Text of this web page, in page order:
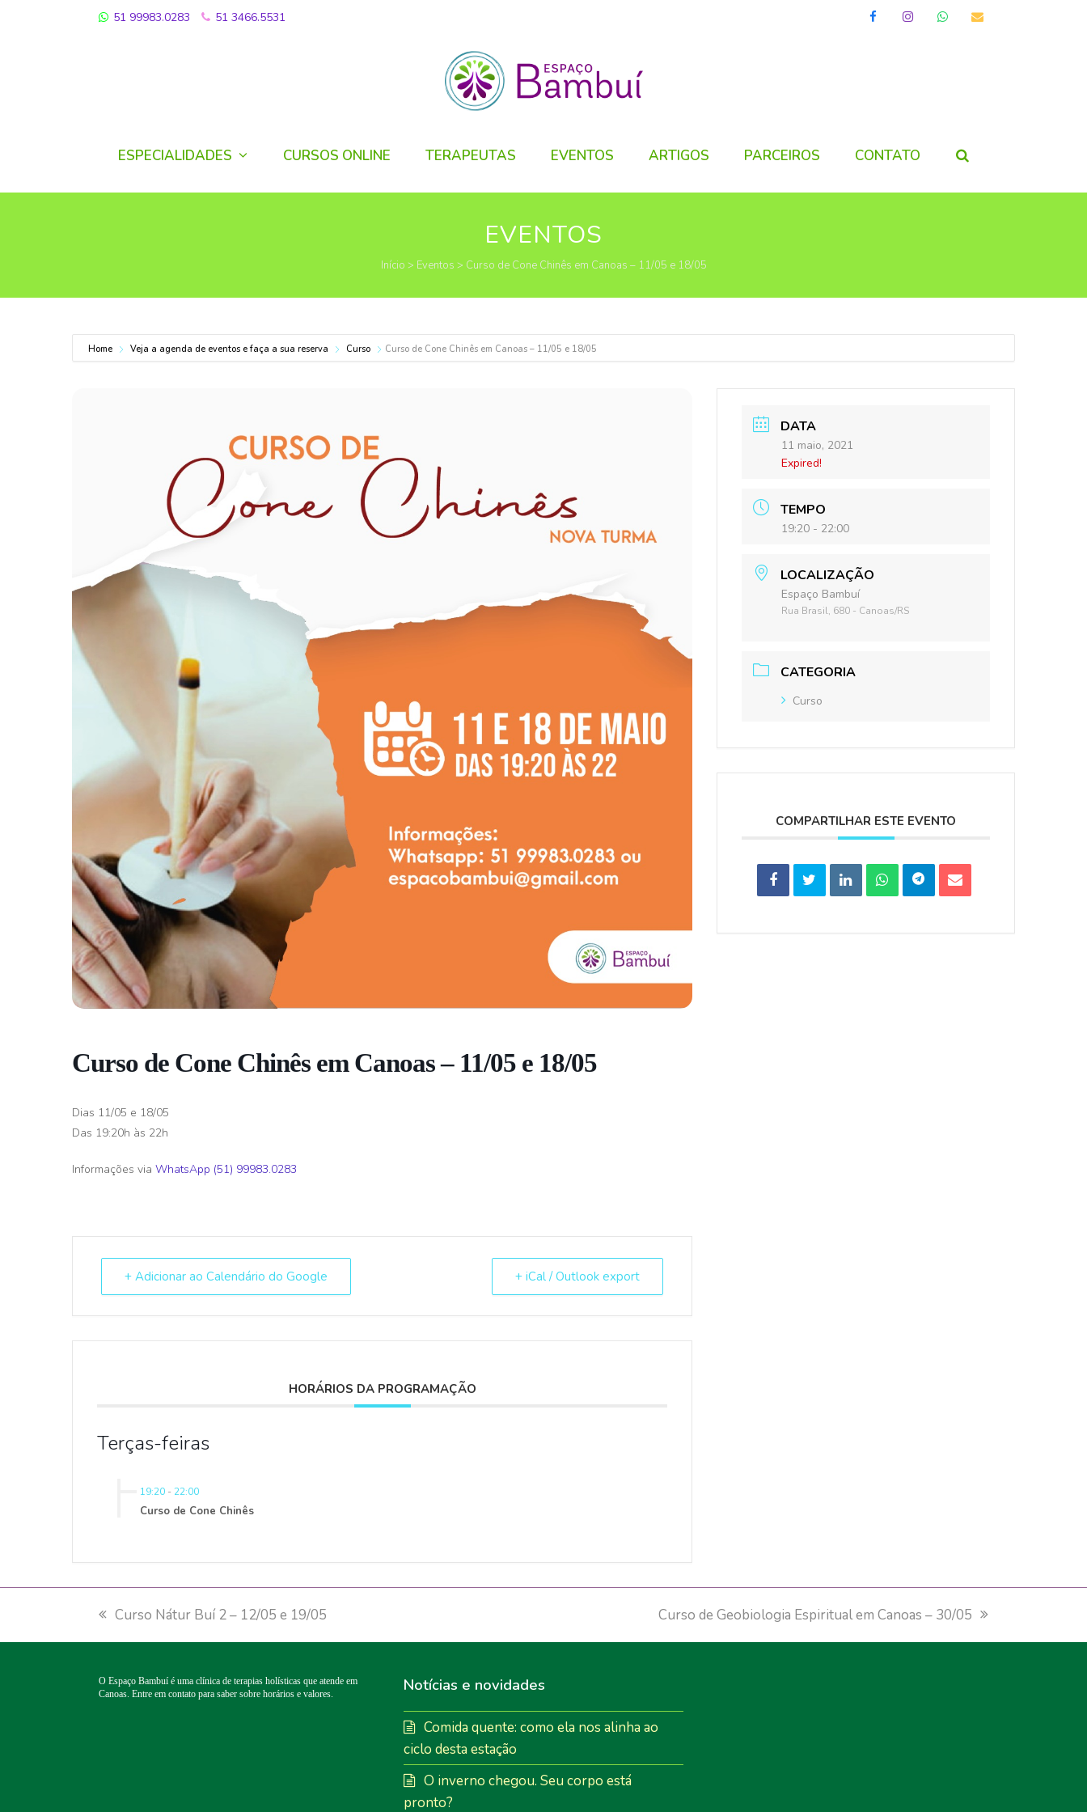
51 99983.0283 51 3466.5531 FacebookInstagramWhatsapp
Email
ESPECIALIDADES CURSOS ONLINE TERAPEUTAS EVENTOS ARTIGOS PARCEIROS CONTATO
EVENTOS
Início > Eventos > Curso de Cone Chinês em Canoas – 11/05 e 18/05
Home Veja a agenda de eventos e faça a sua reserva Curso Curso de Cone Chinês em Canoas – 11/05 e 18/05
Curso de Cone Chinês em Canoas – 11/05 e 18/05
Dias 11/05 e 18/05
Das 19:20h às 22h
Informações via WhatsApp (51) 99983.0283
+ Adicionar ao Calendário do Google + iCal / Outlook export
HORÁRIOS DA PROGRAMAÇÃO
Terças-feiras
19:20 - 22:00
Curso de Cone Chinês
DATA
11 maio, 2021
Expired!
TEMPO
19:20 - 22:00
LOCALIZAÇÃO
Espaço Bambuí
Rua Brasil, 680 - Canoas/RS
CATEGORIA
Curso
COMPARTILHAR ESTE EVENTO
previous
Curso Nátur Buí 2 – 12/05 e 19/05
next
Curso de Geobiologia Espiritual em Canoas – 30/05
O Espaço Bambuí é uma clínica de terapias holísticas que atende em
Canoas. Entre em contato para saber sobre horários e valores.
Notícias e novidades
Comida quente: como ela nos alinha ao
ciclo desta estação
O inverno chegou. Seu corpo está
pronto?